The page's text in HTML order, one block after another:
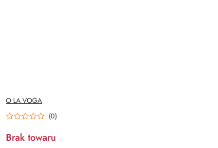
NAZWA
PRODUCENTA:
O LA VOGA
(0)
Brak towaru